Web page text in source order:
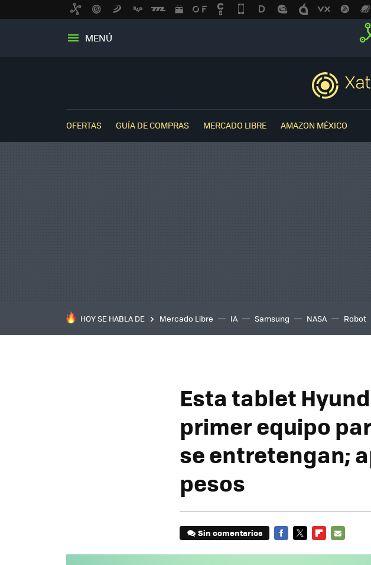
MENÚ
OFERTAS GUÍA DE COMPRAS MERCADO LIBRE AMAZON MÉXICO
HOY SE HABLA DE Mercado Libre IA Samsung NASA Robot
Esta tablet
primer equipo
se entretengan;
pesos
Sin comentarios